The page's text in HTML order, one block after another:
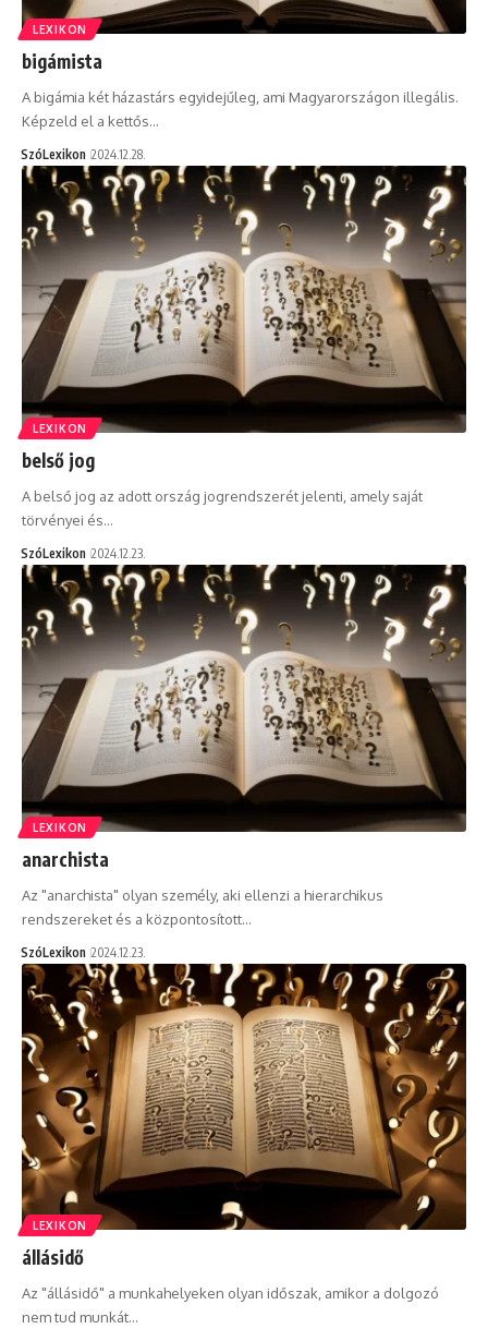
LEXIKON
bigámista
A bigámia két házastárs egyidejűleg, ami Magyarországon illegális.
Képzeld el a kettős…
SzóLexikon 2024.12.28.
LEXIKON
belső jog
A belső jog az adott ország jogrendszerét jelenti, amely saját
törvényei és…
SzóLexikon 2024.12.23.
LEXIKON
anarchista
Az "anarchista" olyan személy, aki ellenzi a hierarchikus
rendszereket és a központosított…
SzóLexikon 2024.12.23.
LEXIKON
állásidő
Az "állásidő" a munkahelyeken olyan időszak, amikor a dolgozó
nem tud munkát…